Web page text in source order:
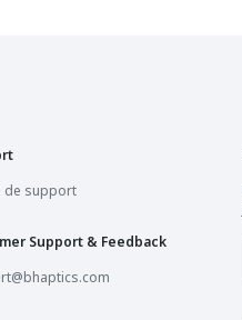
de support
Support & Feedback